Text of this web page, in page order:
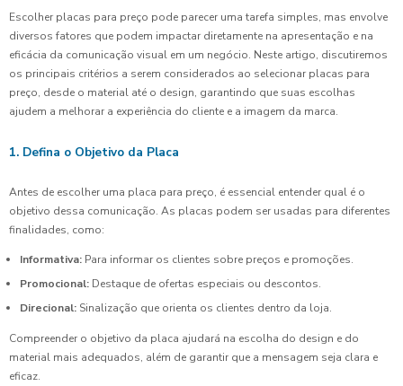
Escolher placas para preço pode parecer uma tarefa simples, mas envolve
diversos fatores que podem impactar diretamente na apresentação e na
eficácia da comunicação visual em um negócio. Neste artigo, discutiremos
os principais critérios a serem considerados ao selecionar placas para
preço, desde o material até o design, garantindo que suas escolhas
ajudem a melhorar a experiência do cliente e a imagem da marca.
1. Defina o Objetivo da Placa
Antes de escolher uma placa para preço, é essencial entender qual é o
objetivo dessa comunicação. As placas podem ser usadas para diferentes
finalidades, como:
Informativa: Para informar os clientes sobre preços e promoções.
Promocional: Destaque de ofertas especiais ou descontos.
Direcional: Sinalização que orienta os clientes dentro da loja.
Compreender o objetivo da placa ajudará na escolha do design e do
material mais adequados, além de garantir que a mensagem seja clara e
eficaz.